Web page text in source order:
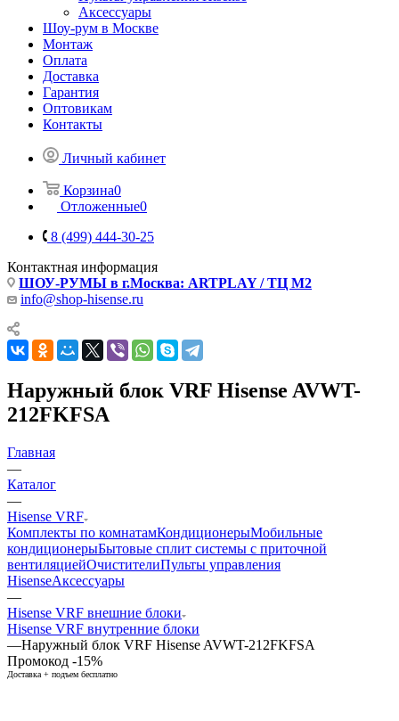
Аксессуары
Шоу-рум в Москве
Монтаж
Оплата
Доставка
Гарантия
Оптовикам
Контакты
Личный кабинет
Корзина0
Отложенные0
8 (499) 444-30-25
Контактная информация
ШОУ-РУМЫ в г.Москва: ARTPLAY / ТЦ М2
info@shop-hisense.ru
Наружный блок VRF Hisense AVWT-
212FKFSA
Главная
—
Каталог
—
Hisense VRF
Комплекты по комнатамКондиционерыМобильные
кондиционерыБытовые сплит системы с приточной
вентиляциейОчистителиПульты управления
HisenseАксессуары
—
Hisense VRF внешние блоки
Hisense VRF внутренние блоки
—Наружный блок VRF Hisense AVWT-212FKFSA
Промокод -15%
Доставка + подъем бесплатно